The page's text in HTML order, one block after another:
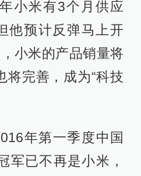
小米有3个月供应
他预计反弹马上开
小米的产品销量将
将完善，成为“科技
年第一季度中国
军已不再是小米，